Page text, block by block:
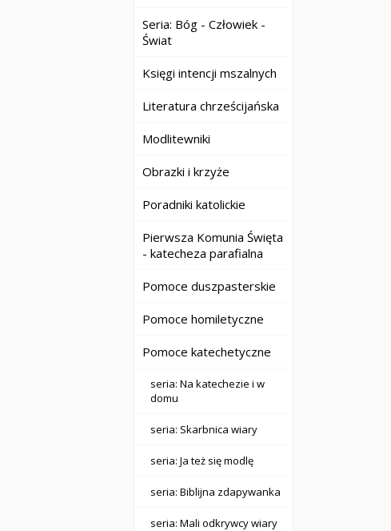
Seria: Bóg - Człowiek -
Świat
Księgi intencji mszalnych
Literatura chrześcijańska
Modlitewniki
Obrazki i krzyże
Poradniki katolickie
Pierwsza Komunia Święta
- katecheza parafialna
Pomoce duszpasterskie
Pomoce homiletyczne
Pomoce katechetyczne
seria: Na katechezie i w
domu
seria: Skarbnica wiary
seria: Ja też się modlę
seria: Biblijna zdapywanka
seria: Mali odkrywcy wiary